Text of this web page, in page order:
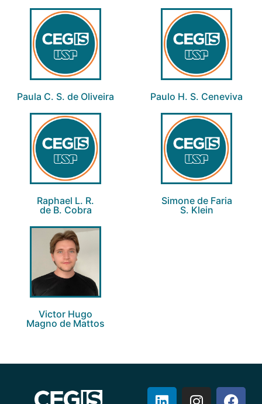
Paula C. S. de Oliveira Paulo H. S. Ceneviva
Raphael L. R.
de B. Cobra
Simone de Faria
S. Klein
Victor Hugo
Magno de Mattos​